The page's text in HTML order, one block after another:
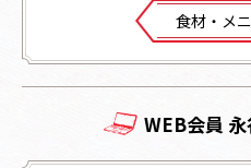
⾷材・メ
WEB会員